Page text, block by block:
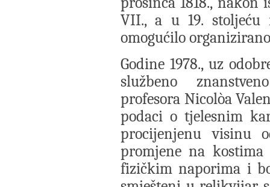
VII., a u 19.
omogućilo
Godine 1978., uz
službeno
profesora Nicolòa
podaci o tjelesnim
procijenjenu visinu
promjene na kostima
fizičkim naporima i